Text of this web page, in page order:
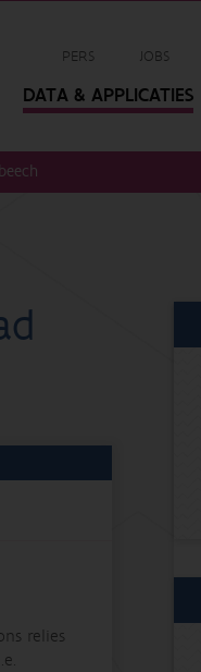
PERS JOBS
DATA & APPLICATIES
relies